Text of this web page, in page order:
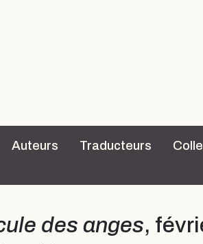
Auteurs Traducteurs
des anges,